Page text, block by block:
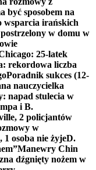
być sposobem na
wsparcia irańskich
w domu w
25-latek
rekordowa liczba
Poradnik sukces (12-
nauczycielka
napad stulecia w
i B.
2 policjantów
w
osoba nie żyjeD.
Manewry Chin
dźgnięty nożem w